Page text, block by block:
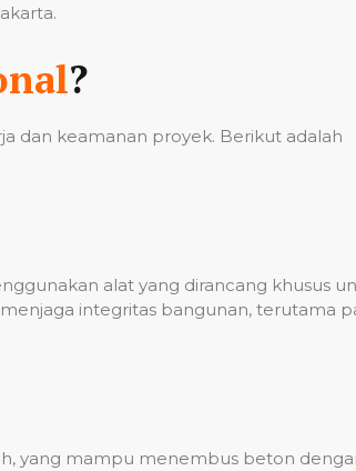
?
dan keamanan proyek. Berikut adalah
alat yang dirancang khusus
integritas bangunan, terutama
yang mampu menembus beton